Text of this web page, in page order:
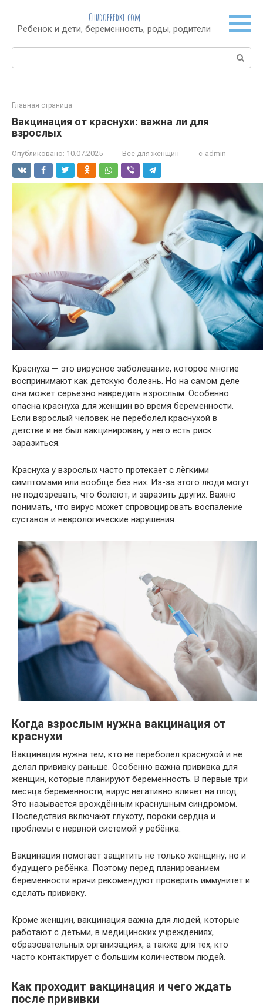
контенту
Chudopredki.com
Ребенок и дети, беременность, роды, родители
Поиск:
Главная страница
Вакцинация от краснухи: важна ли для
взрослых
Опубликовано: 10.07.2025 Все для женщин c-admin
Краснуха — это вирусное заболевание, которое многие
воспринимают как детскую болезнь. Но на самом деле
она может серьёзно навредить взрослым. Особенно
опасна краснуха для женщин во время беременности.
Если взрослый человек не переболел краснухой в
детстве и не был вакцинирован, у него есть риск
заразиться.
Краснуха у взрослых часто протекает с лёгкими
симптомами или вообще без них. Из-за этого люди могут
не подозревать, что болеют, и заразить других. Важно
понимать, что вирус может спровоцировать воспаление
суставов и неврологические нарушения.
Когда взрослым нужна вакцинация от
краснухи
Вакцинация нужна тем, кто не переболел краснухой и не
делал прививку раньше. Особенно важна прививка для
женщин, которые планируют беременность. В первые три
месяца беременности, вирус негативно влияет на плод.
Это называется врождённым краснушным синдромом.
Последствия включают глухоту, пороки сердца и
проблемы с нервной системой у ребёнка.
Вакцинация помогает защитить не только женщину, но и
будущего ребёнка. Поэтому перед планированием
беременности врачи рекомендуют проверить иммунитет и
сделать прививку.
Кроме женщин, вакцинация важна для людей, которые
работают с детьми, в медицинских учреждениях,
образовательных организациях, а также для тех, кто
часто контактирует с большим количеством людей.
Как проходит вакцинация и чего ждать
после прививки